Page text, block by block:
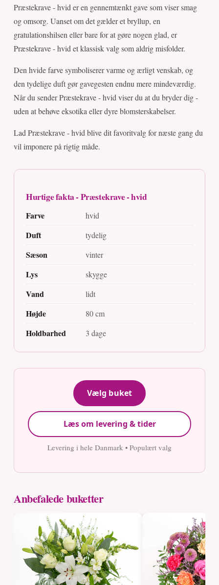
Præstekrave - hvid er en gennemtænkt gave som viser smag
og omsorg. Uanset om det gælder et bryllup, en
gratulationshilsen eller bare for at gøre nogen glad, er
Præstekrave - hvid et klassisk valg som aldrig misfolder.
Den hvide farve symboliserer varme og ærligt venskab, og
den tydelige duft gør gavegesten endnu mere mindeværdig.
Når du sender Præstekrave - hvid viser du at du bryder dig -
uden at behøve eksotika eller dyre blomsterskabelser.
Lad Præstekrave - hvid blive dit favoritvalg for næste gang du
vil imponere på rigtig måde.
Hurtige fakta - Præstekrave - hvid
Farve hvid
Duft tydelig
Sæson vinter
Lys skygge
Vand lidt
Højde 80 cm
Holdbarhed 3 dage
Vælg buket
Læs om levering & tider
Levering i hele Danmark • Populært valg
Anbefalede buketter